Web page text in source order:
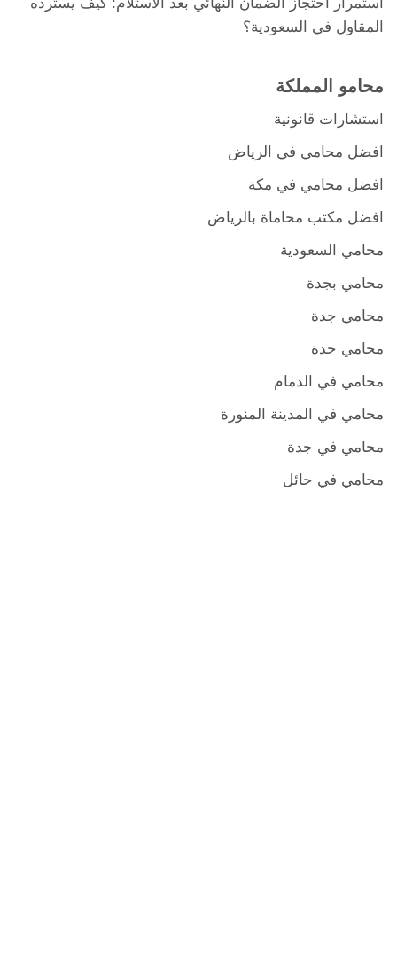
المقاول في السعودية؟
محامو المملكة
استشارات قانونية
افضل محامي في الرياض
افضل محامي في مكة
افضل مكتب محاماة بالرياض
محامي السعودية
محامي بجدة
محامي جدة
محامي جدة
محامي في الدمام
محامي في المدينة المنورة
محامي في جدة
محامي في حائل